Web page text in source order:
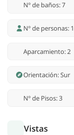
Nº de baños: 7
Nº de personas:
Aparcamiento: 2
Orientación: Sur
Nº de Pisos: 3
Vistas